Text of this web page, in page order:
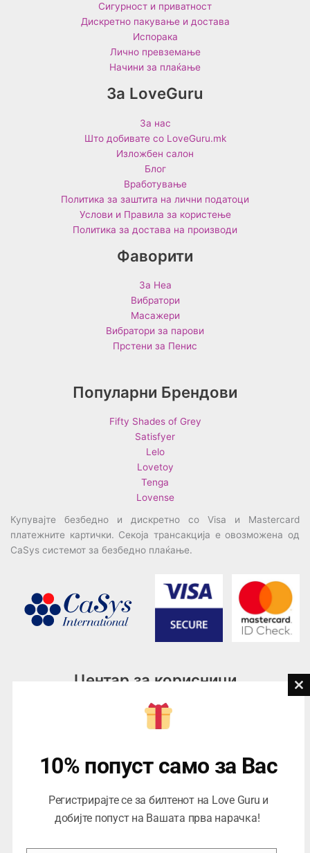
Сигурност и приватност
Дискретно пакување и достава
Испорака
Лично превземање
Начини за плаќање
За LoveGuru
За нас
Што добивате со LoveGuru.mk
Изложбен салон
Блог
Вработување
Политика за заштита на лични податоци
Услови и Правила за користење
Политика за достава на производи
Фаворити
За Неа
Вибратори
Масажери
Вибратори за парови
Прстени за Пенис
Популарни Брендови
Fifty Shades of Grey
Satisfyer
Lelo
Lovetoy
Tenga
Lovense
Купувајте безбедно и дискретно со Visa и Mastercard
платежните картички. Секоја трансакција е овозможена од
CaSys системот за безбедно плаќање.
Центар за корисници
076945497; 076945498
contact@loveguru.mk
Саб – Нед: 10-18
10% попуст само за Вас
Регистрирајте се за билтенот на Love Guru и
добијте попуст на Вашата прва нарачка!